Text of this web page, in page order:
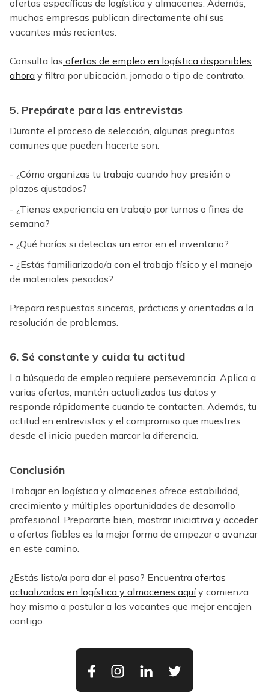
ofertas específicas de logística y almacenes. Además,
muchas empresas publican directamente ahí sus
vacantes más recientes.
Consulta las ofertas de empleo en logística disponibles
ahora y filtra por ubicación, jornada o tipo de contrato.
5. Prepárate para las entrevistas
Durante el proceso de selección, algunas preguntas
comunes que pueden hacerte son:
- ¿Cómo organizas tu trabajo cuando hay presión o
plazos ajustados?
- ¿Tienes experiencia en trabajo por turnos o fines de
semana?
- ¿Qué harías si detectas un error en el inventario?
- ¿Estás familiarizado/a con el trabajo físico y el manejo
de materiales pesados?
Prepara respuestas sinceras, prácticas y orientadas a la
resolución de problemas.
6. Sé constante y cuida tu actitud
La búsqueda de empleo requiere perseverancia. Aplica a
varias ofertas, mantén actualizados tus datos y
responde rápidamente cuando te contacten. Además, tu
actitud en entrevistas y el compromiso que muestres
desde el inicio pueden marcar la diferencia.
Conclusión
Trabajar en logística y almacenes ofrece estabilidad,
crecimiento y múltiples oportunidades de desarrollo
profesional. Prepararte bien, mostrar iniciativa y acceder
a ofertas fiables es la mejor forma de empezar o avanzar
en este camino.
¿Estás listo/a para dar el paso? Encuentra ofertas
actualizadas en logística y almacenes aquíy comienza
hoy mismo a postular a las vacantes que mejor encajen
contigo.